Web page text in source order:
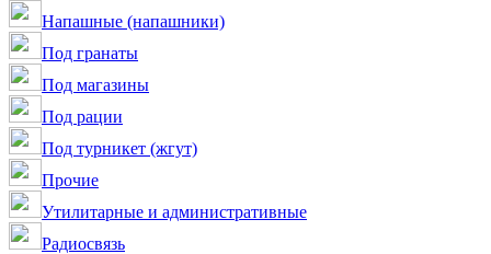
Напашные (напашники)
Под гранаты
Под магазины
Под рации
Под турникет (жгут)
Прочие
Утилитарные и административные
Радиосвязь